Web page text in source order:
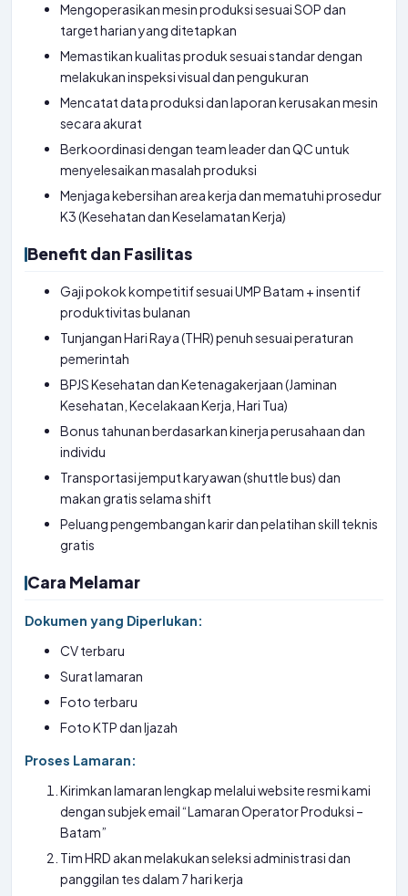
Mengoperasikan mesin produksi sesuai SOP dan
target harian yang ditetapkan
Memastikan kualitas produk sesuai standar dengan
melakukan inspeksi visual dan pengukuran
Mencatat data produksi dan laporan kerusakan mesin
secara akurat
Berkoordinasi dengan team leader dan QC untuk
menyelesaikan masalah produksi
Menjaga kebersihan area kerja dan mematuhi prosedur
K3 (Kesehatan dan Keselamatan Kerja)
Benefit dan Fasilitas
Gaji pokok kompetitif sesuai UMP Batam + insentif
produktivitas bulanan
Tunjangan Hari Raya (THR) penuh sesuai peraturan
pemerintah
BPJS Kesehatan dan Ketenagakerjaan (Jaminan
Kesehatan, Kecelakaan Kerja, Hari Tua)
Bonus tahunan berdasarkan kinerja perusahaan dan
individu
Transportasi jemput karyawan (shuttle bus) dan
makan gratis selama shift
Peluang pengembangan karir dan pelatihan skill teknis
gratis
Cara Melamar
Dokumen yang Diperlukan:
CV terbaru
Surat lamaran
Foto terbaru
Foto KTP dan Ijazah
Proses Lamaran:
Kirimkan lamaran lengkap melalui website resmi kami
dengan subjek email “Lamaran Operator Produksi –
Batam”
Tim HRD akan melakukan seleksi administrasi dan
panggilan tes dalam 7 hari kerja